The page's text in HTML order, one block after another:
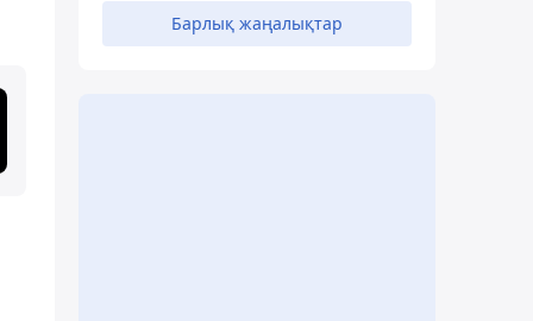
Барлық жаңалықтар